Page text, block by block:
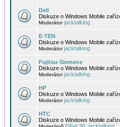
Dell
Diskuze o Windows Mobile
Moderátorjacktalking
E-TEN
Diskuze o Windows Mobile
Moderátorjacktalking
Fujitsu-Siemens
Diskuze o Windows Mobile
Moderátorjacktalking
HP
Diskuze o Windows Mobile
Moderátorjacktalking
HTC
Diskuze o Windows Mobile